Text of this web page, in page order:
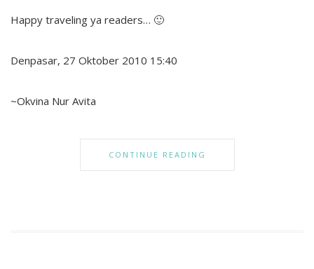
Happy traveling ya readers… 🙂
Denpasar, 27 Oktober 2010 15:40
~Okvina Nur Avita
CONTINUE READING